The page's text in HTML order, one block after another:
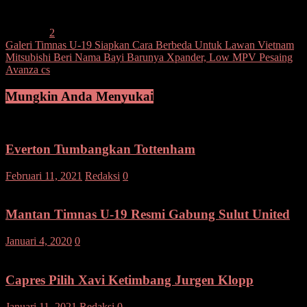
2
Navigasi
pos
Galeri Timnas U-19 Siapkan Cara Berbeda Untuk Lawan Vietnam
Mitsubishi Beri Nama Bayi Barunya Xpander, Low MPV Pesaing
Avanza cs
Mungkin Anda Menyukai
Everton Tumbangkan Tottenham
Februari 11, 2021 Redaksi 0
Mantan Timnas U-19 Resmi Gabung Sulut United
Januari 4, 2020 0
Capres Pilih Xavi Ketimbang Jurgen Klopp